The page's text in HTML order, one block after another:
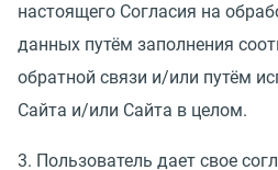
настоящего Согласия на
данных путём заполнения
обратной связи и/или путём
Сайта и/или Сайта в целом.
3. Пользователь дает свое